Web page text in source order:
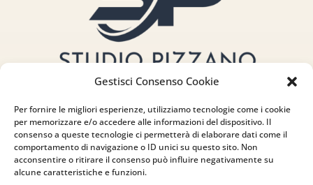
Gestisci Consenso Cookie
Per fornire le migliori esperienze, utilizziamo tecnologie come i cookie
per memorizzare e/o accedere alle informazioni del dispositivo. Il
consenso a queste tecnologie ci permetterà di elaborare dati come il
comportamento di navigazione o ID unici su questo sito. Non
acconsentire o ritirare il consenso può influire negativamente su
alcune caratteristiche e funzioni.
Indirizzo